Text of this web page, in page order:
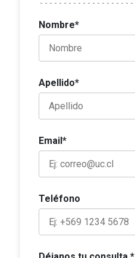
Nombre*
Apellido*
Email*
Teléfono